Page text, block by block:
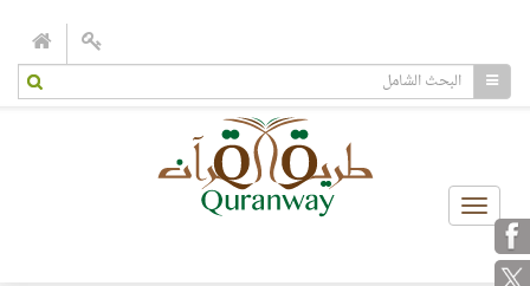
Toggle
navigation